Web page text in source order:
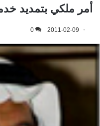
أمر ملكي بتمديد
2011-02-09
0